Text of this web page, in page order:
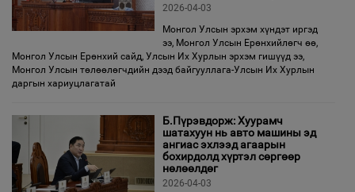
2026-04-03
Монгол Улсын эрхэм хүндэт иргэд
ээ, Монгол Улсын Ерөнхийлөгч өө,
Монгол Улсын Ерөнхий сайд, Улсын Их Хурлын эрхэм гишүүд ээ,
Монгол Улсын төлөөлөгчдийн дээд байгууллага-Улсын Их Хурлын
даргын хариуцлагатай
Б.Пүрэвдорж: Хуурамч
шатахуун нь авто машины эд
ангиас эхлээд агаарын
бохирдолд хүртэл сөргөөр
нөлөөлдөг
2026-04-03